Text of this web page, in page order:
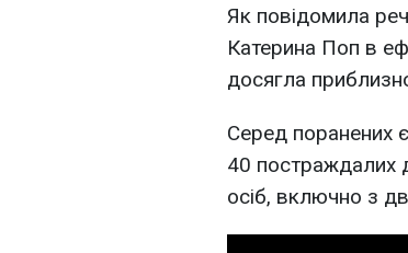
Як повідомила
Катерина Поп в
досягла
Серед поранених
40 постраждалих
осіб, включно з